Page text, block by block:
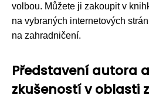
volbou. Můžete ji zakoupit v
na vybraných internetových
na zahradničení.
Představení autora
zkušeností v oblasti